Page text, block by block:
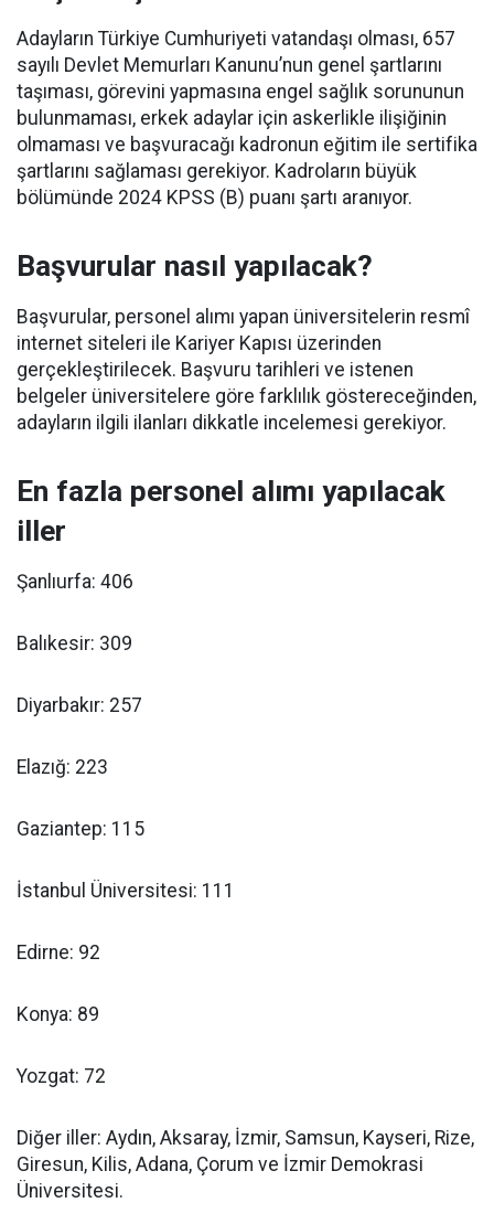
Adayların Türkiye Cumhuriyeti vatandaşı olması, 657
sayılı Devlet Memurları Kanunu’nun genel şartlarını
taşıması, görevini yapmasına engel sağlık sorununun
bulunmaması, erkek adaylar için askerlikle ilişiğinin
olmaması ve başvuracağı kadronun eğitim ile sertifika
şartlarını sağlaması gerekiyor. Kadroların büyük
bölümünde 2024 KPSS (B) puanı şartı aranıyor.
Başvurular nasıl yapılacak?
Başvurular, personel alımı yapan üniversitelerin resmî
internet siteleri ile Kariyer Kapısı üzerinden
gerçekleştirilecek. Başvuru tarihleri ve istenen
belgeler üniversitelere göre farklılık göstereceğinden,
adayların ilgili ilanları dikkatle incelemesi gerekiyor.
En fazla personel alımı yapılacak
iller
Şanlıurfa: 406
Balıkesir: 309
Diyarbakır: 257
Elazığ: 223
Gaziantep: 115
İstanbul Üniversitesi: 111
Edirne: 92
Konya: 89
Yozgat: 72
Diğer iller: Aydın, Aksaray, İzmir, Samsun, Kayseri, Rize,
Giresun, Kilis, Adana, Çorum ve İzmir Demokrasi
Üniversitesi.